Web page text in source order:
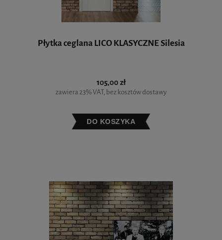
Płytka ceglana LICO KLASYCZNE Silesia
105,00 zł
zawiera 23% VAT, bez kosztów dostawy
DO KOSZYKA